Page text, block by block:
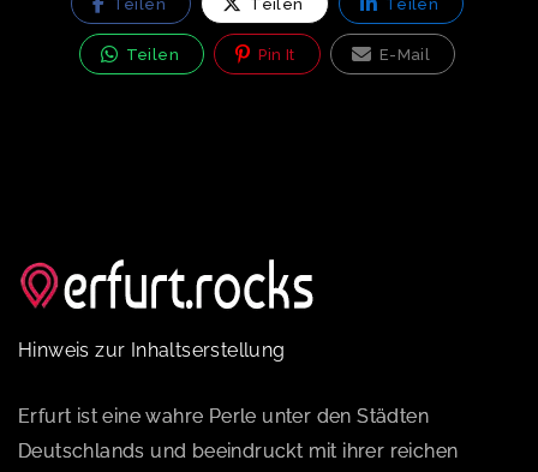
Teilen Teilen Teilen
Teilen Pin It E-Mail
Hinweis zur Inhaltserstellung
Erfurt ist eine wahre Perle unter den Städten
Deutschlands und beeindruckt mit ihrer reichen